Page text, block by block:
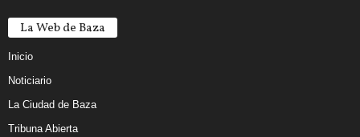
La Web de Baza
Inicio
Noticiario
La Ciudad de Baza
Tribuna Abierta